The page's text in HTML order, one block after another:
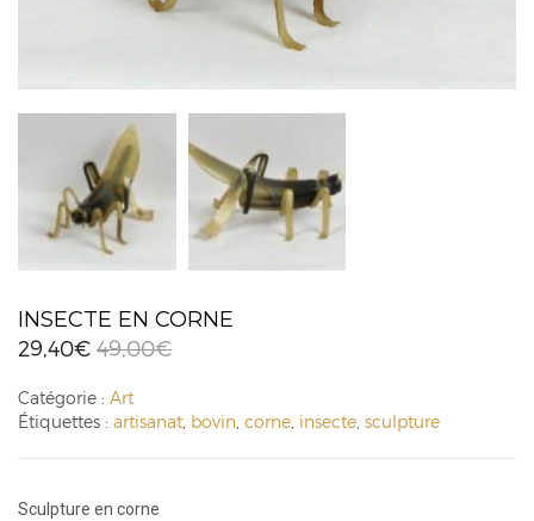
INSECTE EN CORNE
49,00€
29,40€
Catégorie : Art
Étiquettes : artisanat bovin corne insecte sculpture
Sculpture en corne